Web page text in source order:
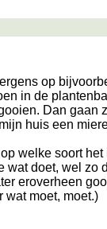
op
in de
Dan gaan
huis een
welke soort
wat doet, wel zo
eroverheen
wat moet, moet.)